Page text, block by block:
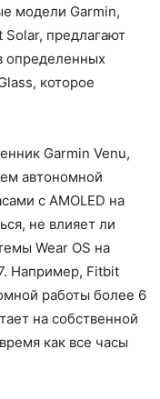
модели Garmin,
предлагают
определенных
которое
Garmin Venu,
автономной
с AMOLED на
не влияет ли
Wear OS на
Например, Fitbit
работы более 6
на собственной
как все часы